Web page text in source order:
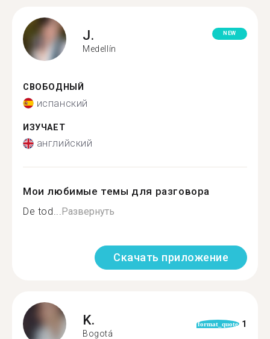
J.
Medellín
NEW
СВОБОДНЫЙ
испанский
ИЗУЧАЕТ
английский
Мои любимые темы для разговора
De tod...Развернуть
Скачать приложение
K.
Bogotá
format_quote 1